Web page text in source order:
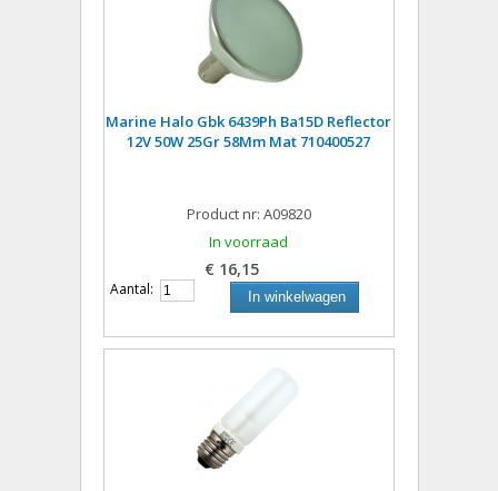
Marine Halo Gbk 6439Ph Ba15D Reflector
12V 50W 25Gr 58Mm Mat 710400527
Product nr: A09820
In voorraad
€ 16,15
Aantal: In winkelwagen